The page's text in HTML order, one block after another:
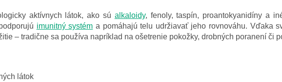
aktívnych látok, ako sú alkaloidy, fenoly, taspín, proantokyanidíny a
imunitný systém a pomáhajú telu udržiavať jeho rovnováhu. Vďaka
– tradične sa používa napríklad na ošetrenie pokožky, drobných poranení či
látok